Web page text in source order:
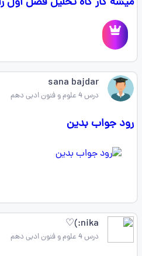
sana bajdar
درس 4 علوم و فنون ادبی دهم
رود جواب بدین
nika:)♡
درس 4 علوم و فنون ادبی دهم